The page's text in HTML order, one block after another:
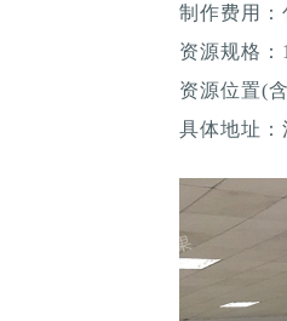
制作费用：
资源规格：
资源位置(
具体地址：